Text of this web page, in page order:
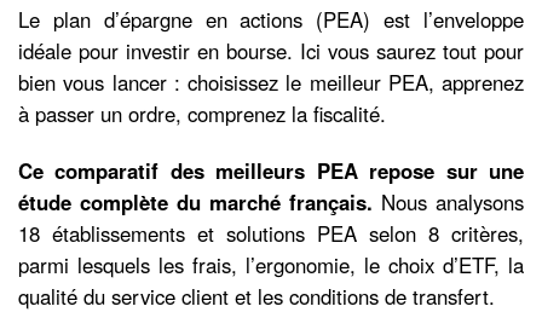
Le plan d’épargne en actions (PEA) est l’enveloppe
idéale pour investir en bourse. Ici vous saurez tout pour
bien vous lancer : choisissez le meilleur PEA, apprenez
à passer un ordre, comprenez la fiscalité.
Ce comparatif des meilleurs PEA repose sur une
étude complète du marché français. Nous analysons
18 établissements et solutions PEA selon 8 critères,
parmi lesquels les frais, l’ergonomie, le choix d’ETF, la
qualité du service client et les conditions de transfert.